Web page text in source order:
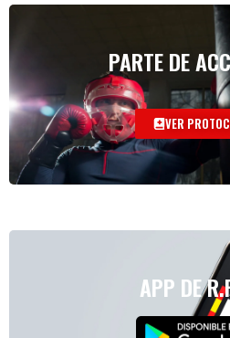
PARTE DE
VER
APP DE